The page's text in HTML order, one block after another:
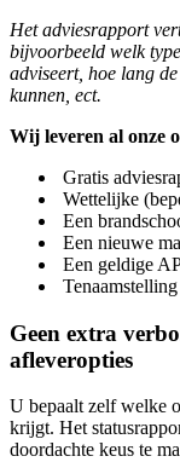
Het adviesrapport
bijvoorbeeld welk
adviseert, hoe lang
kunnen, ect.
Wij leveren al onze
​​Gratis
​​​Wettelijke
​​​​Een
​​​​​Een nieuwe
​​​​​​Een geldige
​​​​​​Tenaamstelling
Geen extra
afleveropties
U bepaalt zelf welke
krijgt. Het
doordachte keus te